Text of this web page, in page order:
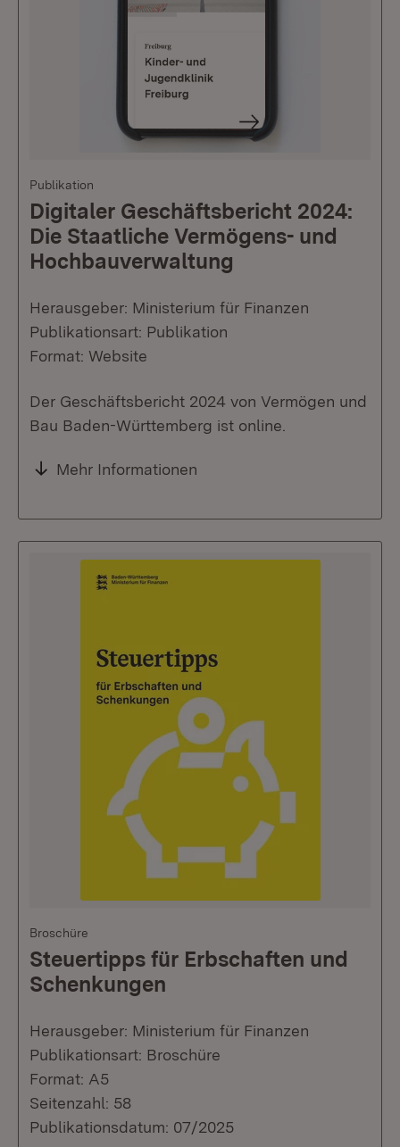
Publikation
Digitaler Geschäftsbericht 2024:
Die Staatliche Vermögens- und
Hochbauverwaltung
Herausgeber: Ministerium für Finanzen
Publikationsart: Publikation
Format: Website
Der Geschäftsbericht 2024 von Vermögen und
Bau Baden-Württemberg ist online.
Mehr Informationen
Broschüre
Steuertipps für Erbschaften und
Schenkungen
Herausgeber: Ministerium für Finanzen
Publikationsart: Broschüre
Format: A5
Seitenzahl: 58
Publikationsdatum: 07/2025